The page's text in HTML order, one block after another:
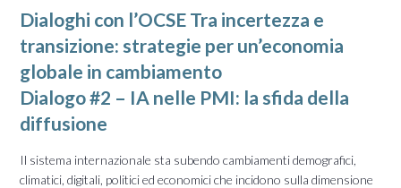
Dialoghi con l’OCSE Tra incertezza e
transizione: strategie per un’economia
globale in cambiamento
Dialogo #2 – IA nelle PMI: la sfida della
diffusione
Il sistema internazionale sta subendo cambiamenti demografici,
climatici, digitali, politici ed economici che incidono sulla dimensione